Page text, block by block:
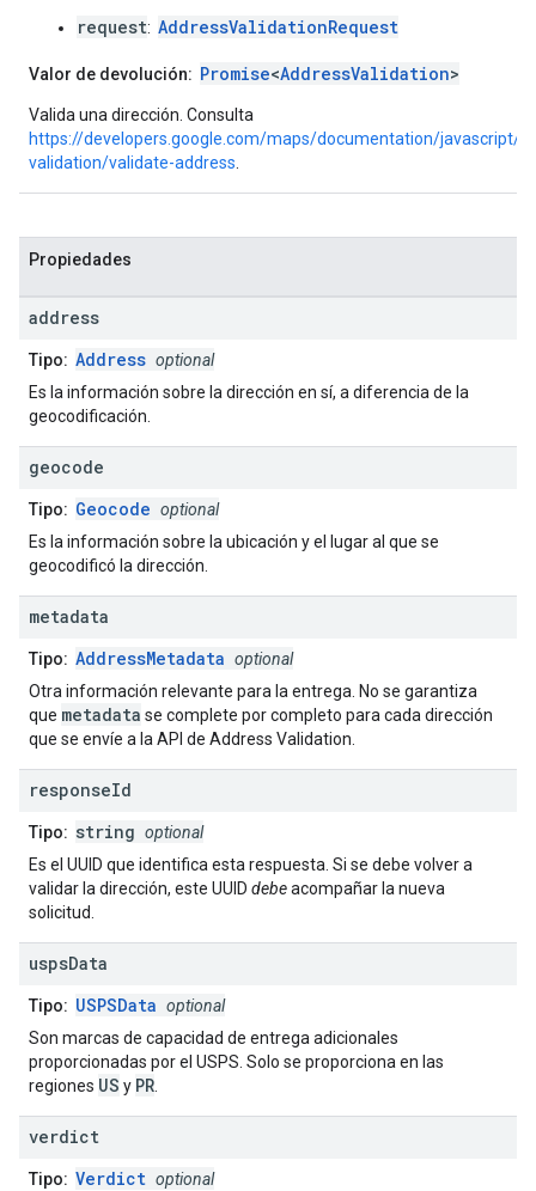
request: AddressValidationRequest
Valor de devolución: Promise<AddressValidation>
Valida una dirección. Consulta
https://developers.google.com/maps/documentation/javascript/
validation/validate-address
Propiedades
address
Tipo: Address optional
Es la información sobre la dirección en sí, a diferencia de la
geocodificación.
geocode
Tipo: Geocode optional
Es la información sobre la ubicación y el lugar al que se
geocodificó la dirección.
metadata
Tipo: AddressMetadata optional
Otra información relevante para la entrega. No se garantiza
que metadata se complete por completo para cada dirección
que se envíe a la API de Address Validation.
responseId
Tipo: string optional
Es el UUID que identifica esta respuesta. Si se debe volver a
validar la dirección, este UUID debeacompañar la nueva
solicitud.
uspsData
Tipo: USPSData optional
Son marcas de capacidad de entrega adicionales
proporcionadas por el USPS. Solo se proporciona en las
regiones US y PR
verdict
Tipo: Verdict optional